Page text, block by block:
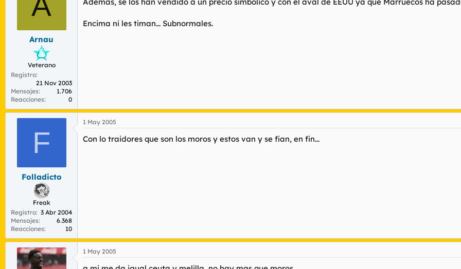
Arnau
Veterano
Registro
21 Nov 2003
Mensajes
1.706
Reacciones
0
Encima ni les timan... Subnormales.
F
Folladicto
Freak
Registro 3 Abr 2004
Mensajes
6.368
Reacciones
10
1 May 2005
Con lo traidores que son los moros y estos van y se fian, en fin...
1 May 2005